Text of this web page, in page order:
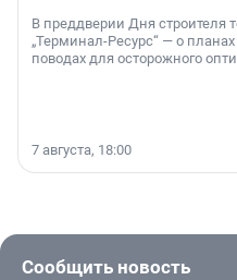
В преддверии Дня
„Терминал-Ресурс“ — о
поводах для осторожного
7 августа, 18:00
Сообщить новость